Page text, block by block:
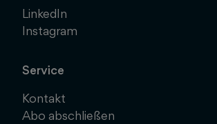
LinkedIn
Instagram
Service
Kontakt
Abo abschließen